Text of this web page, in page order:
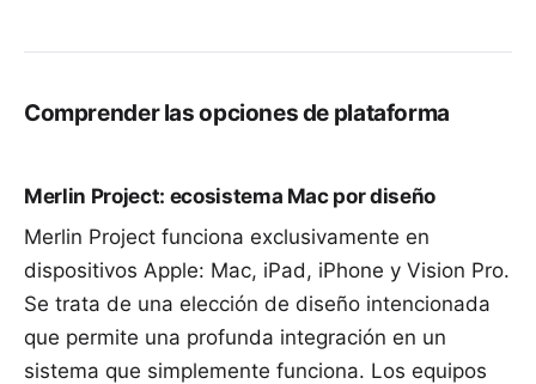
Comprender las opciones de plataforma
Merlin Project: ecosistema Mac por diseño
Merlin Project funciona exclusivamente en
dispositivos Apple: Mac, iPad, iPhone y Vision Pro.
Se trata de una elección de diseño intencionada
que permite una profunda integración en un
sistema que simplemente funciona. Los equipos